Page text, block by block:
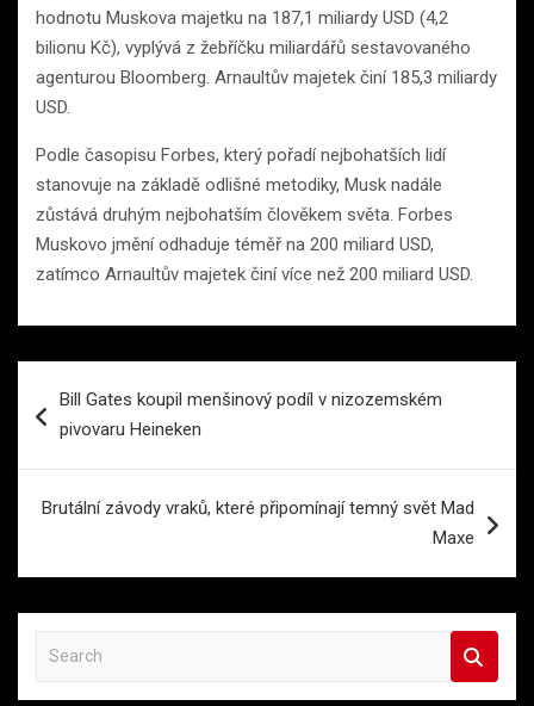
hodnotu Muskova majetku na 187,1 miliardy USD (4,2
bilionu Kč), vyplývá z žebříčku miliardářů sestavovaného
agenturou Bloomberg. Arnaultův majetek činí 185,3 miliardy
USD.
Podle časopisu Forbes, který pořadí nejbohatších lidí
stanovuje na základě odlišné metodiky, Musk nadále
zůstává druhým nejbohatším člověkem světa. Forbes
Muskovo jmění odhaduje téměř na 200 miliard USD,
zatímco Arnaultův majetek činí více než 200 miliard USD.
proBill Gates koupil menšinový podíl v nizozemském
pivovaru Heineken
Brutální závody vraků, které připomínají temný svět Mad
Maxe